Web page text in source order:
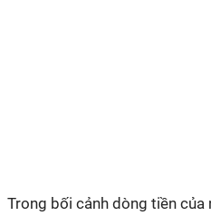
Trong bối cảnh dòng tiền